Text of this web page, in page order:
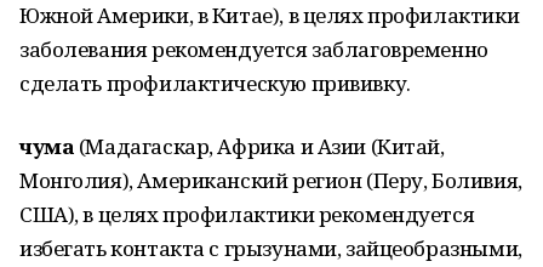
Южной Америки, в Китае), в целях профилактики
заболевания рекомендуется заблаговременно
сделать профилактическую прививку.
чума (Мадагаскар, Африка и Азии (Китай,
Монголия), Американский регион (Перу, Боливия,
США), в целях профилактики рекомендуется
избегать контакта с грызунами, зайцеобразными,